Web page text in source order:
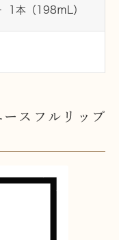
1本（198ｍL）
ースフルリップ